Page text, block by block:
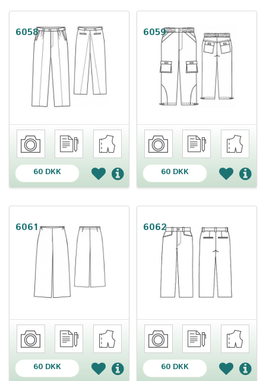
6058
60 DKK
6059
60 DKK
6061
60 DKK
6062
60 DKK